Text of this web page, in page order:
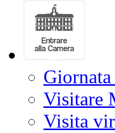
Visitare
Visita